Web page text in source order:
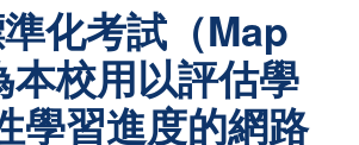
化考試（Map
校用以評估學
學習進度的網路